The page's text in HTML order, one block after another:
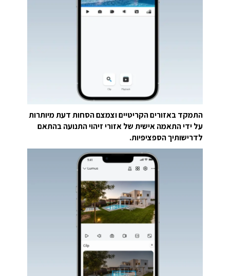
התמקד באזורים הקריטיים וצמצם הסחות דעת מיותרות
על ידי התאמה אישית של אזורי זיהוי התנועה בהתאם
לדרישותיך הספציפיות.